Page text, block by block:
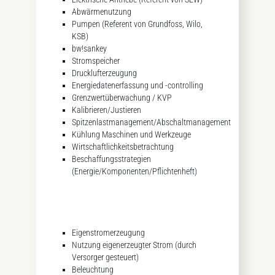
Abwärmenutzung
Pumpen (Referent von Grundfoss, Wilo,
KSB)
bw!sankey
Stromspeicher
Drucklufterzeugung
Energiedatenerfassung und -controlling
Grenzwertüberwachung / KVP
Kalibrieren/Justieren
Spitzenlastmanagement/Abschaltmanagement
Kühlung Maschinen und Werkzeuge
Wirtschaftlichkeitsbetrachtung
Beschaffungsstrategien
(Energie/Komponenten/Pflichtenheft)
Eigenstromerzeugung
Nutzung eigenerzeugter Strom (durch
Versorger gesteuert)
Beleuchtung